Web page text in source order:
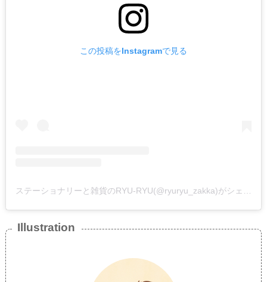
この投稿をInstagramで見る
Illustration